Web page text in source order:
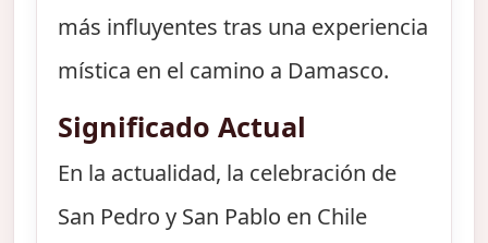
más influyentes tras una experiencia
mística en el camino a Damasco.
Significado Actual
En la actualidad, la celebración de
San Pedro y San Pablo en Chile